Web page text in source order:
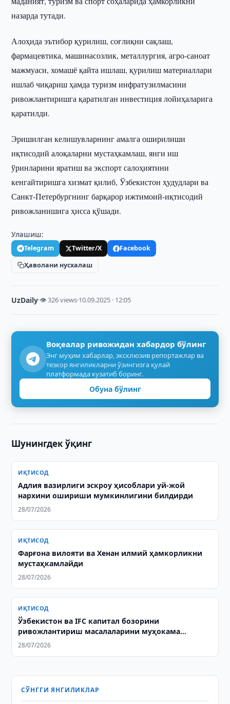
назарда тутади.
Алоҳида эътибор қурилиш, соғлиқни сақлаш,
фармацевтика, машинасозлик, металлургия, агро-саноат
мажмуаси, хомашё қайта ишлаш, қурилиш материаллари
ишлаб чиқариш ҳамда туризм инфратузилмасини
ривожлантиришга қаратилган инвестиция лойиҳаларига
қаратилди.
Эришилган келишувларнинг амалга оширилиши
иқтисодий алоқаларни мустаҳкамлаш, янги иш
ўринларини яратиш ва экспорт салоҳиятини
кенгайтиришга хизмат қилиб, Ўзбекистон ҳудудлари ва
Санкт-Петербургнинг барқарор ижтимоий-иқтисодий
ривожланишига ҳисса қўшади.
Улашиш:
Telegram Twitter/X
Facebook
Ҳаволани нусхалаш
UzDaily·👁 326 views·10.09.2025 · 12:05
Воқеалар ривожидан хабардор бўлинг
Энг муҳим хабарлар, эксклюзив репортажлар ва
тезкор янгиликларни ўзингизга қулай
платформада кузатиб боринг.
Обуна бўлинг
Шунингдек ўқинг
ИҚТИСОД
Адлия вазирлиги эскроу ҳисоблари уй-жой
нархини ошириши мумкинлигини билдирди
28/07/2026
ИҚТИСОД
Фарғона вилояти ва Хенан илмий ҳамкорликни
мустаҳкамлайди
28/07/2026
ИҚТИСОД
Ўзбекистон ва IFC капитал бозорини
ривожлантириш масалаларини муҳокама
қилишди / Сурат: ИЛМА
28/07/2026
СЎНГГИ ЯНГИЛИКЛАР